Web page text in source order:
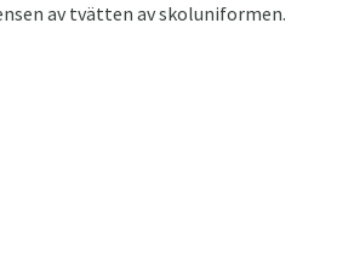
av tvätten av skoluniformen.